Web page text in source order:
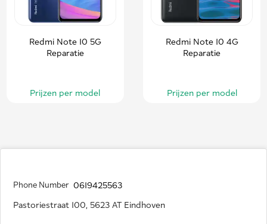
Redmi Note 10 5G
Reparatie
Prijzen per model
Redmi Note 10 4G
Reparatie
Prijzen per model
Phone Number 0619425563
Pastoriestraat 100, 5623 AT Eindhoven